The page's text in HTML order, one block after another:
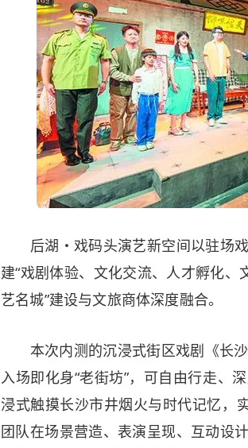
后湖・戏码头演艺新空间以驻场戏
建“戏剧体验、文化交流、人才孵化、
艺名城”建设与文旅商体深度融合。
本次内测的沉浸式街区戏剧《长沙
入场即化身“老街坊”，可自由行走、
浸式触摸长沙市井烟火与时代记忆，
团队在场景营造、表演呈现、互动设